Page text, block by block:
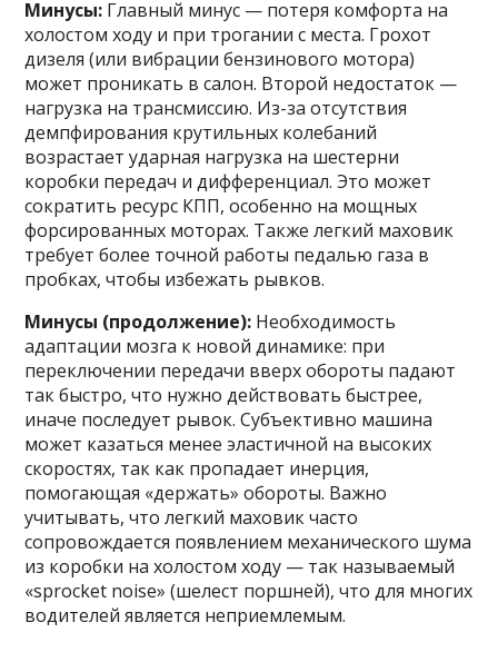
Минусы: Главный минус — потеря комфорта на
холостом ходу и при трогании с места. Грохот
дизеля (или вибрации бензинового мотора)
может проникать в салон. Второй недостаток —
нагрузка на трансмиссию. Из-за отсутствия
демпфирования крутильных колебаний
возрастает ударная нагрузка на шестерни
коробки передач и дифференциал. Это может
сократить ресурс КПП, особенно на мощных
форсированных моторах. Также легкий маховик
требует более точной работы педалью газа в
пробках, чтобы избежать рывков.
Минусы (продолжение): Необходимость
адаптации мозга к новой динамике: при
переключении передачи вверх обороты падают
так быстро, что нужно действовать быстрее,
иначе последует рывок. Субъективно машина
может казаться менее эластичной на высоких
скоростях, так как пропадает инерция,
помогающая «держать» обороты. Важно
учитывать, что легкий маховик часто
сопровождается появлением механического шума
из коробки на холостом ходу — так называемый
«sprocket noise» (шелест поршней), что для многих
водителей является неприемлемым.